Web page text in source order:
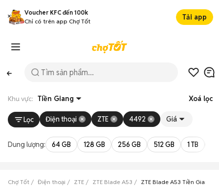
Voucher KFC đến 100k
Chỉ có trên app Chợ Tốt
Tải app
Khu vực: Tiền Giang Xoá lọc
Lọc Điện thoại ZTE 4492 Giá
Dung lượng: 64 GB 128 GB 256 GB 512 GB 1 TB
Chợ Tốt Điện thoại ZTE ZTE Blade A53 ZTE Blade A53 Tiền Giang